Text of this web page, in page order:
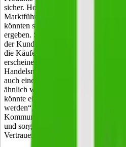
sicher. Hofmann ist DACH-Manager
Marktführers Scala und
könnten sich mittelfristig auch ganz
ergeben. Statt Waren nur in Regale
der Kunde zugreift, könnten
die Käufer an eine bestimmte Marke
erscheinen lassen. Der Handel könnte
Handelsmargen und
auch einen Teil der Marketing- und
ähnlich wie derzeit das Web. „Wo
könnte eine Marke oder ein Produkt
werden“, fragt Hofmann.
Kommunikation starke
und sorgten so für maximale Image-
Vertrauensvorschüsse.